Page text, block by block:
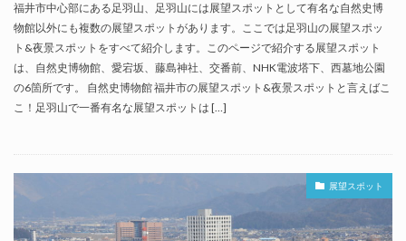
福井市中心部にある足羽山、足羽山には展望スポットとして有名な自然史博
物館以外にも複数の展望スポットがあります。ここでは足羽山の展望スポッ
ト&夜景スポットをすべて紹介します。このページで紹介する展望スポット
は、自然史博物館、愛宕坂、藤島神社、交番前、NHK電波塔下、西墓地公園
の6箇所です。 自然史博物館 福井市の展望スポット&夜景スポットと言えばこ
こ！足羽山で一番有名な展望スポットは […]
展望スポット